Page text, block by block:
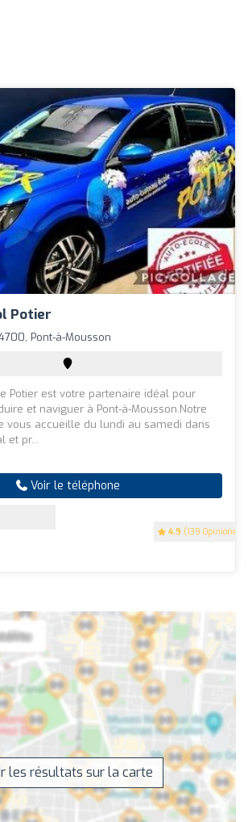
Potier
4.9 (139 Opinions)
Pont-à-Mousson
Potier est votre partenaire idéal pour
et naviguer à Pont-à-Mousson.Notre
vous accueille du lundi au samedi dans
et pr...
Voir le téléphone
les résultats sur la carte